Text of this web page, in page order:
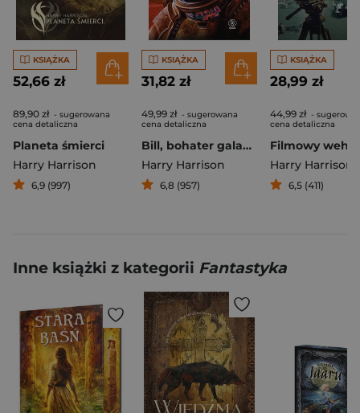
KSIĄŻKA
52,66 zł
89,90 zł - sugerowana
cena detaliczna
Planeta śmierci
Harry Harrison
6,9 (997)
KSIĄŻKA
31,82 zł
49,99 zł - sugerowana
cena detaliczna
Bill, bohater galaktyki
Harry Harrison
6,8 (957)
KSIĄŻKA
28,99 zł
44,99 zł -
cena detaliczna
Harry Harrison
6,5 (411)
Inne książki z kategorii Fantastyka